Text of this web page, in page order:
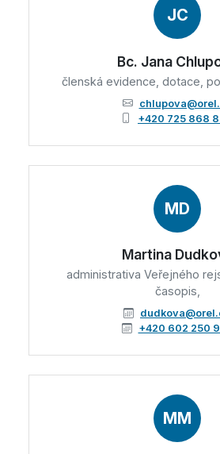
JC
Bc. Jana
členská evidence, dotace,
+420 725 868
MD
Martina
administrativa Veřejného
časopis,
+420 602 250
MM